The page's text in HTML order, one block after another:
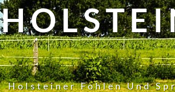
Holsteiner Fohlen Und